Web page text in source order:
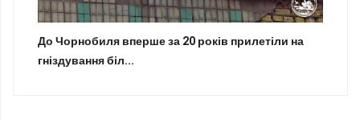
До Чорнобиля вперше за 20 років прилетіли на
гніздування біл...